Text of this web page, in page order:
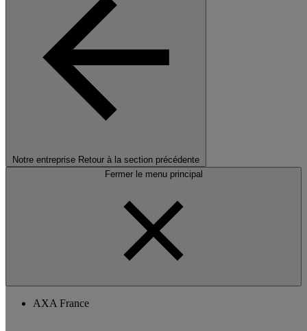
Notre entreprise Retour à la section précédente
Fermer le menu principal
AXA France